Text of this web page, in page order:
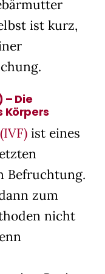
ist kurz,
Die
Körpers
ist eines
Befruchtung.
zum
nicht